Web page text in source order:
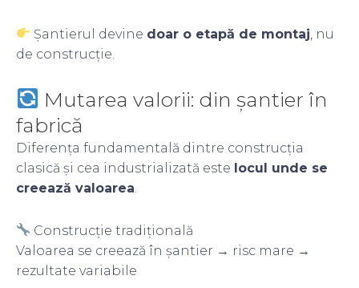
Șantierul devine doar o etapă de montaj , nu
de construcție.
Mutarea valorii: din șantier în
fabrică
Diferența fundamentală dintre construcția
clasică și cea industrializată este locul unde se
creează valoarea
Construcție tradițională
Valoarea se creează în șantier → risc mare →
rezultate variabile